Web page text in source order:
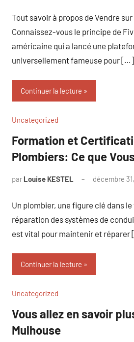
Tout savoir à propos de Vendre
Connaissez-vous le principe de
américaine qui a lancé une
universellement fameuse pour […]
Continuer la lecture
Uncategorized
Formation et
Plombiers: Ce que
par Louise KESTEL décembre
Un plombier, une figure clé dans
réparation des systèmes de
est vital pour maintenir et
Continuer la lecture
Uncategorized
Vous allez en savoir
Mulhouse